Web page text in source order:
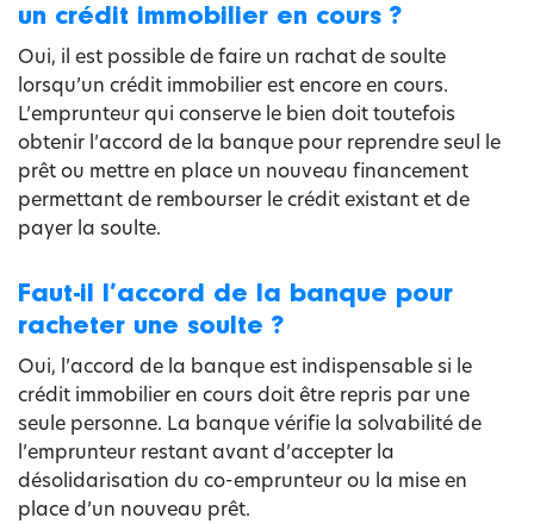
un crédit immobilier en cours ?
Oui, il est possible de faire un rachat de soulte
lorsqu’un crédit immobilier est encore en cours.
L’emprunteur qui conserve le bien doit toutefois
obtenir l’accord de la banque pour reprendre seul le
prêt ou mettre en place un nouveau financement
permettant de rembourser le crédit existant et de
payer la soulte.
Faut-il l’accord de la banque pour
racheter une soulte ?
Oui, l’accord de la banque est indispensable si le
crédit immobilier en cours doit être repris par une
seule personne. La banque vérifie la solvabilité de
l’emprunteur restant avant d’accepter la
désolidarisation du co-emprunteur ou la mise en
place d’un nouveau prêt.